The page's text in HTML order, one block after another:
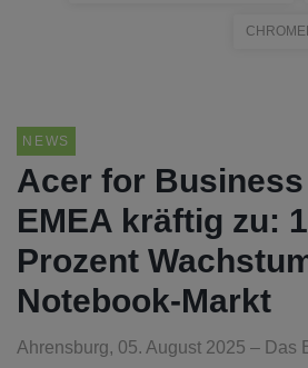
NEWS
Acer for
EMEA kräftig zu:
Prozent
Notebook-Markt
Ahrensburg, 05. August 2025 – Das